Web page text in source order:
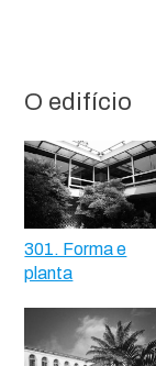
O edifício
301. Forma e
planta